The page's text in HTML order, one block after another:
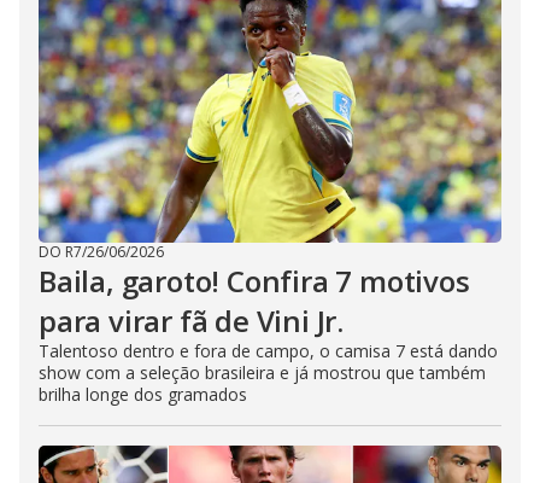
DO R7/26/06/2026
Baila, garoto! Confira 7 motivos
para virar fã de Vini Jr.
Talentoso dentro e fora de campo, o camisa 7 está dando
show com a seleção brasileira e já mostrou que também
brilha longe dos gramados